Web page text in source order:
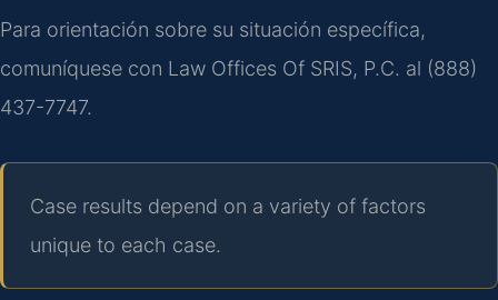
Para orientación sobre su situación específica,
comuníquese con Law Offices Of SRIS, P.C. al (888)
437-7747.
Case results depend on a variety of factors
unique to each case.